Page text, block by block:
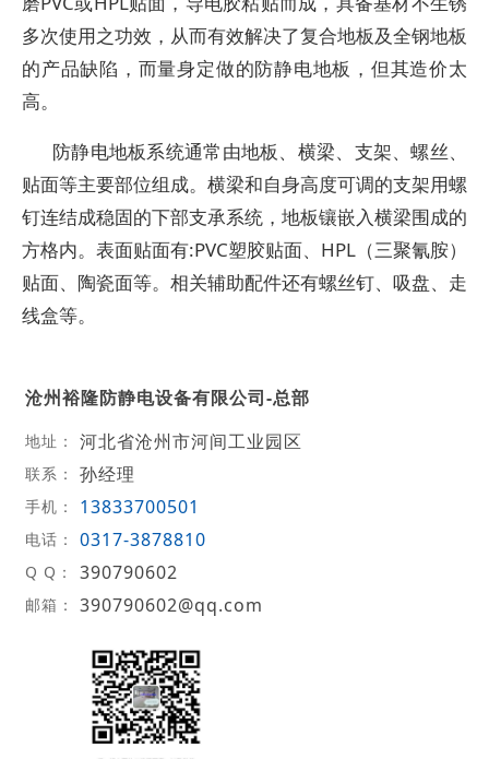
多次使用之功效，从而有效解决了复合地板及全钢地板
的产品缺陷，而量身定做的防静电地板，但其造价太
高。
防静电地板系统通常由地板、横梁、支架、螺丝、
贴面等主要部位组成。横梁和自身高度可调的支架用螺
钉连结成稳固的下部支承系统，地板镶嵌入横梁围成的
方格内。表面贴面有:PVC塑胶贴面、HPL（三聚氰胺）
贴面、陶瓷面等。相关辅助配件还有螺丝钉、吸盘、走
线盒等。
沧州裕隆防静电设备有限公司-总部
地址： 河北省沧州市河间工业园区
联系： 孙经理
手机： 13833700501
电话： 0317-3878810
Q Q： 390790602
邮箱： 390790602@qq.com